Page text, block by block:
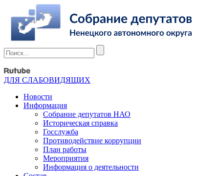
ДЛЯ СЛАБОВИДЯЩИХ
Новости
Информация
Собрание депутатов НАО
Историческая справка
Госслужба
Противодействие коррупции
План работы
Мероприятия
Информация о деятельности